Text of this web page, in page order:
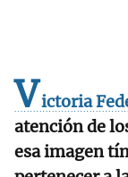
Victoria
atención de
esa imagen